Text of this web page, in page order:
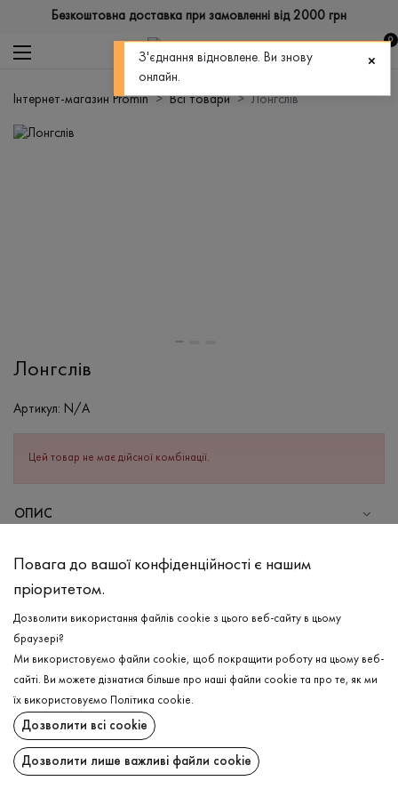
Безкоштовна доставка при замовленні від 2000 грн
0
Інтернет-магазин Promin Всі товари Лонгслів
Лонгслів
Артикул: N/A
Цей товар не має дійсної комбінації.
ОПИС
Віскоза - 95%, Еластан - 5%
Прання в холодній воді (до 30 ° C)
Відбілювання заборонено
Прасувати при середній температурі
Щадний віджим і сушка
Щадна хімчистка
ДОСТАВКА
ПОВЕРНЕННЯ
Повага до вашої конфіденційності є нашим
пріоритетом.
Дозволити використання файлів cookie з цього веб-сайту в цьому
браузері?
Ми використовуємо файли cookie, щоб покращити роботу на цьому веб-
сайті. Ви можете дізнатися більше про наші файли cookie та про те, як ми
їх використовуємо
Політика cookie.
Дозволити всі cookie
Дозволити лише важливі файли cookie
З'єднання відновлене. Ви знову
онлайн.